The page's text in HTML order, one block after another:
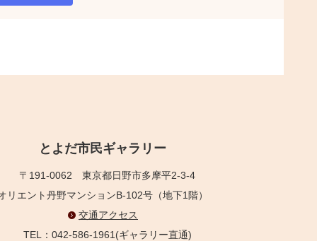
とよだ市民ギャラリー
〒191-0062 東京都日野市多摩平2-3-4
リエント丹野マンションB-102号（地下1階）
交通アクセス
TEL：042-586-1961(ギャラリー直通)